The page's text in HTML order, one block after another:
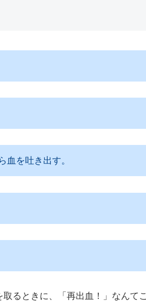
血を吐き出す。
るときに、「再出血！」なんてこ